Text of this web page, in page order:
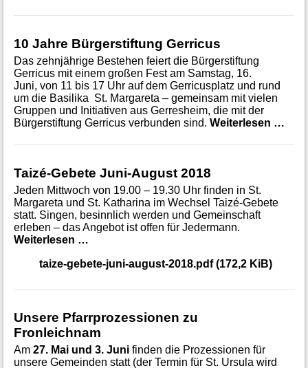
10 Jahre Bürgerstiftung Gerricus
Das zehnjährige Bestehen feiert die Bürgerstiftung
Gerricus mit einem großen Fest am Samstag, 16.
Juni, von 11 bis 17 Uhr auf dem Gerricusplatz und rund
um die Basilika St. Margareta – gemeinsam mit vielen
Gruppen und Initiativen aus Gerresheim, die mit der
Bürgerstiftung Gerricus verbunden sind. Weiterlesen …
Taizé-Gebete Juni-August 2018
Jeden Mittwoch von 19.00 – 19.30 Uhr finden in St.
Margareta und St. Katharina im Wechsel Taizé-Gebete
statt. Singen, besinnlich werden und Gemeinschaft
erleben – das Angebot ist offen für Jedermann.
Weiterlesen …
taize-gebete-juni-august-2018.pdf(172,2 KiB)
Unsere Pfarrprozessionen zu
Fronleichnam
Am 27. Mai und 3. Junifinden die Prozessionen für
unsere Gemeinden statt (der Termin für St. Ursula wird